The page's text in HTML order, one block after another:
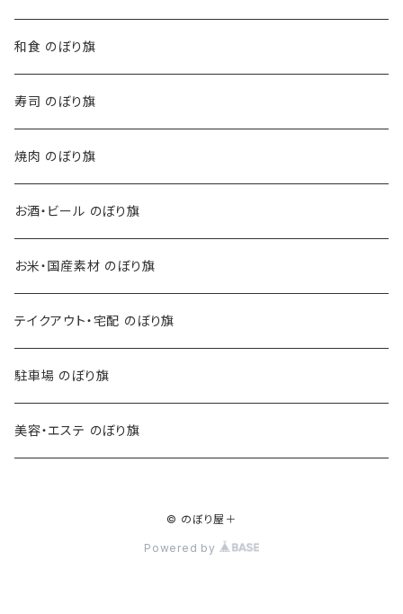
和食 のぼり旗
寿司 のぼり旗
焼肉 のぼり旗
お酒・ビール のぼり旗
お米・国産素材 のぼり旗
テイクアウト・宅配 のぼり旗
駐車場 のぼり旗
美容・エステ のぼり旗
© のぼり屋＋
Powered by